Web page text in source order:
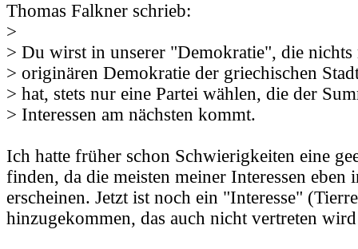
Thomas Falkner schrieb:
>
> Du wirst in unserer "Demokratie", die nichts
> originären Demokratie der griechischen
> hat, stets nur eine Partei wählen, die der
> Interessen am nächsten kommt.
Ich hatte früher schon Schwierigkeiten eine
finden, da die meisten meiner Interessen eben
erscheinen. Jetzt ist noch ein "Interesse"
hinzugekommen, das auch nicht vertreten